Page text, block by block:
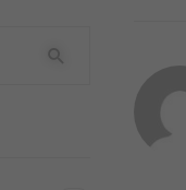
Inhalte von
akzeptiert werden,
powered by Borlabs